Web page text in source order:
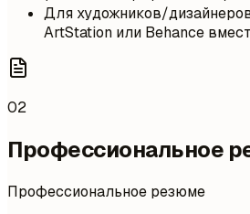
Для художников/
ArtStation или Behance
02
Профессиональное
Профессиональное резюме